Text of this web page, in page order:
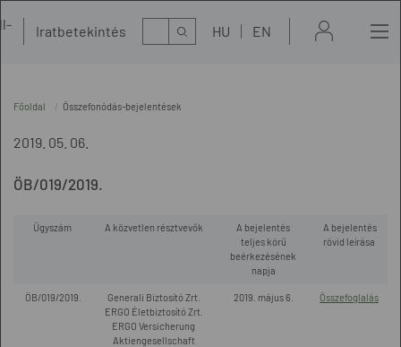
Iratbetekintés Kereső HU EN
Főoldal Összefonódás-bejelentések
2019. 05. 06.
ÖB/019/2019.
Ügyszám A közvetlen résztvevők
A bejelentés
teljes körű
beérkezésének
napja
A bejelentés
rövid leírása
ÖB/019/2019.
Generali Biztosító Zrt.
ERGO Életbiztosító Zrt.
ERGO Versicherung
Aktiengesellschaft
2019. május 6. Összefoglalás